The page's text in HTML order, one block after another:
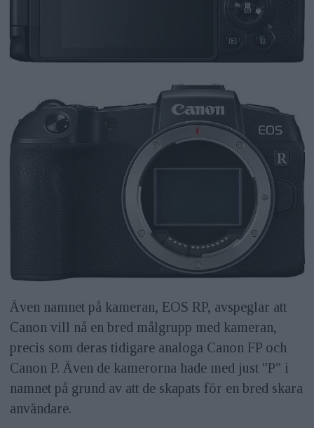
Även namnet på kameran, EOS RP, avspeglar att
Canon vill nå en bred målgrupp med kameran,
precis som deras tidigare analoga Canon FP och
Canon P. Även de kamerorna hade med just "P" i
namnet på grund av att de skapats för en bred skara
användare.